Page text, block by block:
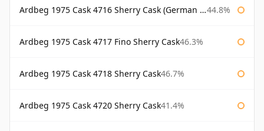
Ardbeg 1975 Cask 4716 Sherry Cask (German Market) 44.8%
Ardbeg 1975 Cask 4717 Fino Sherry Cask46.3%
Ardbeg 1975 Cask 4718 Sherry Cask46.7%
Ardbeg 1975 Cask 4720 Sherry Cask41.4%